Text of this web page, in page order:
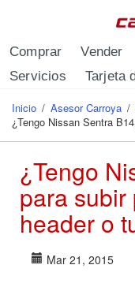
Comprar Vender
Servicios
Tarjeta
Se encuentra
Inicio / Asesor Carroya /
¿Tengo Nissan Sentra
¿Tengo
para
header o
Mar 21, 2015